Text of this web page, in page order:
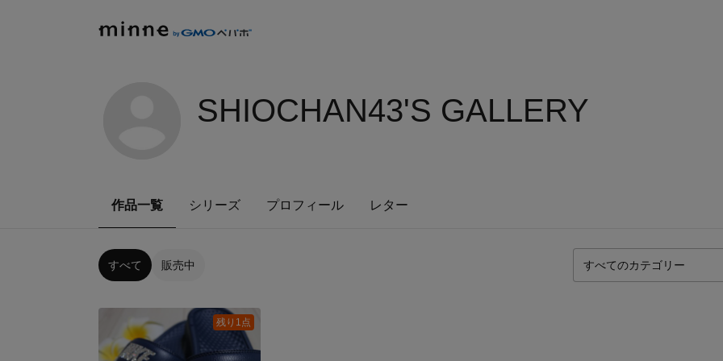
SHIOCHAN43'S GALLERY
作品一覧 シリーズ プロフィール レター
すべて 販売中
残り1点